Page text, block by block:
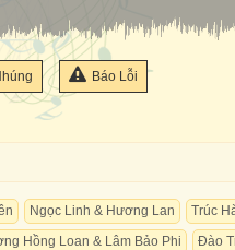
Báo Lỗi
Ngọc Linh & Hương Lan Trúc
Hồng Loan & Lâm Bảo Phi Đào